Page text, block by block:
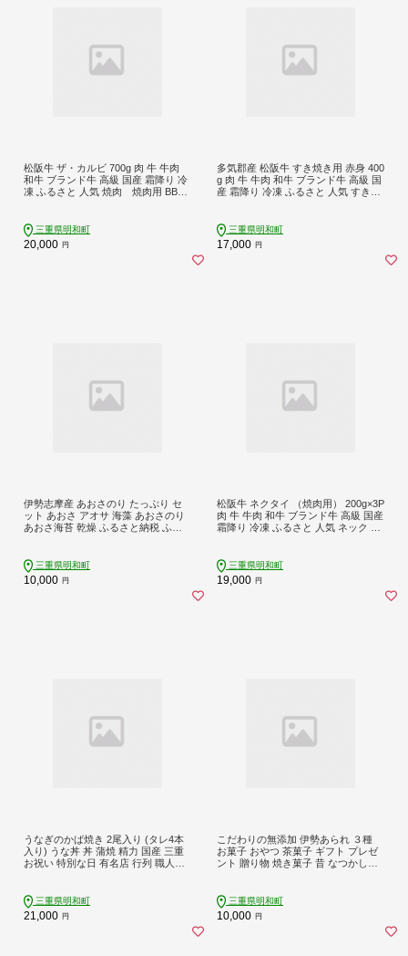
松阪牛 ザ・カルビ 700g 肉 牛 牛肉
和牛 ブランド牛 高級 国産 霜降り 冷
凍 ふるさと 人気 焼肉 焼肉用 BBQ
三重県明和町
20,000 円
多気郡産 松阪牛 すき焼き用 赤身 400
g 肉 牛 牛肉 和牛 ブランド牛 高級 国
産 霜降り 冷凍 ふるさと 人気 すき焼
三重県明和町
17,000 円
伊勢志摩産 あおさのり たっぷり セ
ット あおさ アオサ 海藻 あおさのり
あおさ海苔 乾燥 ふるさと納税 ふる
mh1三重県明和町
10,000 円
松阪牛 ネクタイ （焼肉用） 200g×3P
肉 牛 牛肉 和牛 ブランド牛 高級 国産
霜降り 冷凍 ふるさと 人気 ネック ス
三重県明和町
19,000 円
うなぎのかば焼き 2尾入り (タレ4本
入り) うな丼 丼 蒲焼 精力 国産 三重
お祝い 特別な日 有名店 行列 職人技
三重県明和町
21,000 円
こだわりの無添加 伊勢あられ ３種
お菓子 おやつ 茶菓子 ギフト プレゼ
ント 贈り物 焼き菓子 昔 なつかしい
三重県明和町
10,000 円